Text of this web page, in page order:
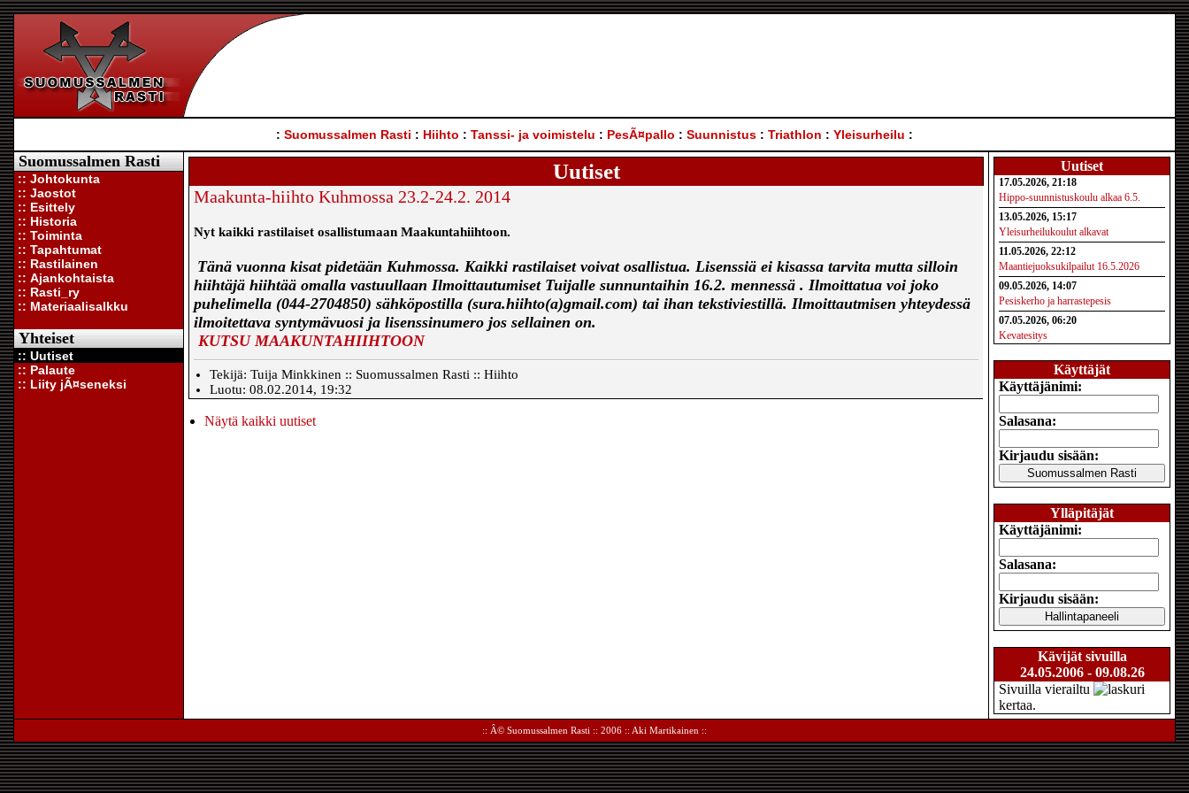
: Suomussalmen Rasti : Hiihto : Tanssi- ja voimistelu : PesÃ¤pallo : Suunnistus : Triathlon : Yleisurheilu :
Suomussalmen Rasti
:: Johtokunta
:: Jaostot
:: Esittely
:: Historia
:: Toiminta
:: Tapahtumat
:: Rastilainen
:: Ajankohtaista
:: Rasti_ry
:: Materiaalisalkku
Yhteiset
:: Uutiset
:: Palaute
:: Liity jÃ¤seneksi
Uutiset
Maakunta-hiihto Kuhmossa 23.2-24.2. 2014
Nyt kaikki rastilaiset osallistumaan Maakuntahiihtoon.
Tänä vuonna kisat pidetään Kuhmossa. Kaikki rastilaiset voivat osallistua. Lisenssiä ei kisassa tarvita mutta silloin
hiihtäjä hiihtää omalla vastuullaan Ilmoittautumiset Tuijalle sunnuntaihin 16.2. mennessä . Ilmoittatua voi joko
puhelimella (044-2704850) sähköpostilla (sura.hiihto(a)gmail.com) tai ihan tekstiviestillä. Ilmoittautmisen yhteydessä
ilmoitettava syntymävuosi ja lisenssinumero jos sellainen on.
KUTSU MAAKUNTAHIIHTOON
Tekijä: Tuija Minkkinen :: Suomussalmen Rasti :: Hiihto
Luotu: 08.02.2014, 19:32
Näytä kaikki uutiset
Uutiset
17.05.2026, 21:18
Hippo-suunnistuskoulu alkaa 6.5.
13.05.2026, 15:17
Yleisurheilukoulut alkavat
11.05.2026, 22:12
Maantiejuoksukilpailut 16.5.2026
09.05.2026, 14:07
Pesiskerho ja harrastepesis
07.05.2026, 06:20
Kevatesitys
Käyttäjät
Käyttäjänimi:
Salasana:
Kirjaudu sisään:
Ylläpitäjät
Käyttäjänimi:
Salasana:
Kirjaudu sisään:
Kävijät sivuilla
24.05.2006 - 09.08.26
Sivuilla vierailtu
kertaa.
:: Â© Suomussalmen Rasti :: 2006 :: Aki Martikainen ::